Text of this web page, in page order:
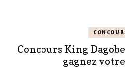
Concours King
gagnez